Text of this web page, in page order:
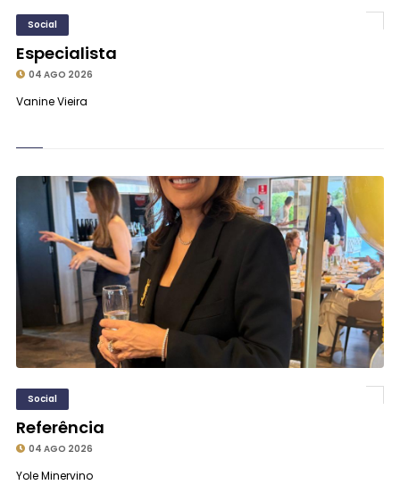
Social
Especialista
04 AGO 2026
Vanine Vieira
Social
Referência
04 AGO 2026
Yole Minervino